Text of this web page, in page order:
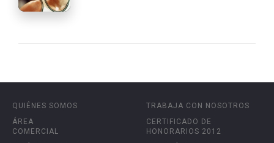
QUIÉNES SOMOS
ÁREA
COMERCIAL
TRABAJA CON NOSOTROS
CERTIFICADO DE
HONORARIOS 2012